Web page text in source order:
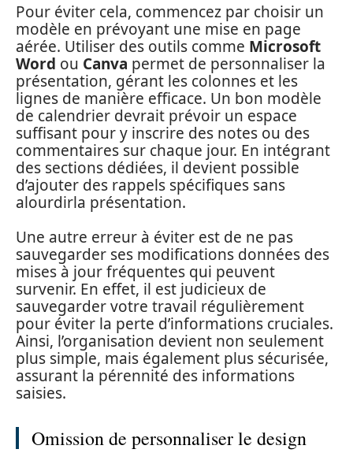
Pour éviter cela, commencez par choisir un
modèle en prévoyant une mise en page
aérée. Utiliser des outils comme Microsoft
Word ou Canva permet de personnaliser la
présentation, gérant les colonnes et les
lignes de manière efficace. Un bon modèle
de calendrier devrait prévoir un espace
suffisant pour y inscrire des notes ou des
commentaires sur chaque jour. En intégrant
des sections dédiées, il devient possible
d’ajouter des rappels spécifiques sans
alourdirla présentation.
Une autre erreur à éviter est de ne pas
sauvegarder ses modifications données des
mises à jour fréquentes qui peuvent
survenir. En effet, il est judicieux de
sauvegarder votre travail régulièrement
pour éviter la perte d’informations cruciales.
Ainsi, l’organisation devient non seulement
plus simple, mais également plus sécurisée,
assurant la pérennité des informations
saisies.
Omission de personnaliser le design